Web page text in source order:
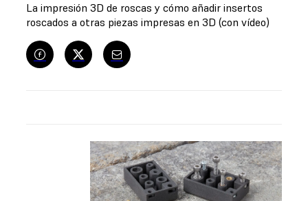
La impresión 3D de roscas y cómo añadir insertos
roscados a otras piezas impresas en 3D (con vídeo)